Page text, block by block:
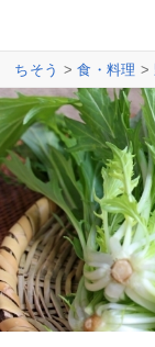
ちそう >食・料理 >